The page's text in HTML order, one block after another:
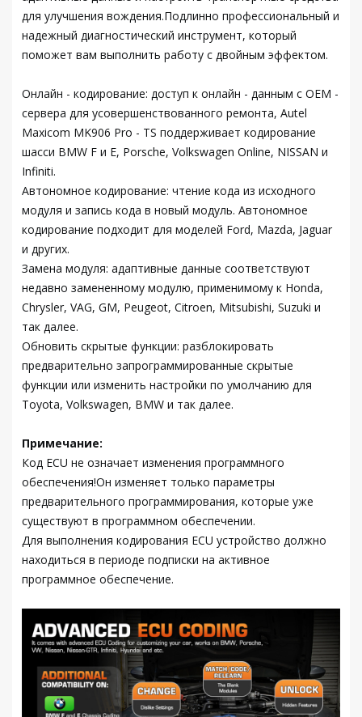
для улучшения вождения.Подлинно профессиональный и
надежный диагностический инструмент, который
поможет вам выполнить работу с двойным эффектом.
Онлайн - кодирование: доступ к онлайн - данным с OEM -
сервера для усовершенствованного ремонта, Autel
Maxicom MK906 Pro - TS поддерживает кодирование
шасси BMW F и E, Porsche, Volkswagen Online, NISSAN и
Infiniti.
Автономное кодирование: чтение кода из исходного
модуля и запись кода в новый модуль. Автономное
кодирование подходит для моделей Ford, Mazda, Jaguar
и других.
Замена модуля: адаптивные данные соответствуют
недавно замененному модулю, применимому к Honda,
Chrysler, VAG, GM, Peugeot, Citroen, Mitsubishi, Suzuki и
так далее.
Обновить скрытые функции: разблокировать
предварительно запрограммированные скрытые
функции или изменить настройки по умолчанию для
Toyota, Volkswagen, BMW и так далее.
Примечание:
Код ECU не означает изменения программного
обеспечения!Он изменяет только параметры
предварительного программирования, которые уже
существуют в программном обеспечении.
Для выполнения кодирования ECU устройство должно
находиться в периоде подписки на активное
программное обеспечение.